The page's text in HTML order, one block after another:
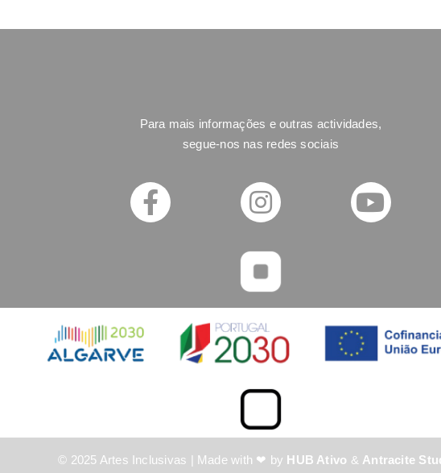
Para mais informações e outras actividades,
segue-nos nas redes sociais
© 2025 Artes Inclusivas | Made with ❤ by HUB Ativo & Antracite